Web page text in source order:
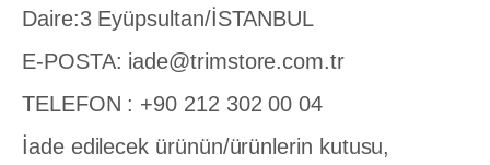
Daire:3 Eyüpsultan/İSTANBUL
E-POSTA: iade@trimstore.com.tr
TELEFON : +90 212 302 00 04
İade edilecek ürünün/ürünlerin kutusu,